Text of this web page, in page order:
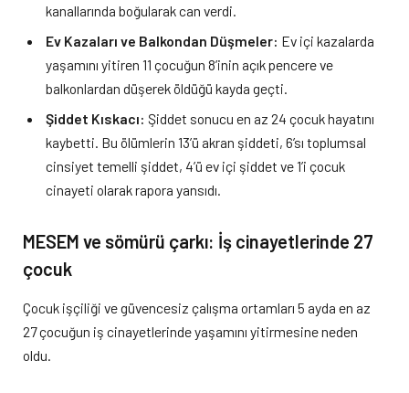
kanallarında boğularak can verdi.
Ev Kazaları ve Balkondan Düşmeler: Ev içi kazalarda
yaşamını yitiren 11 çocuğun 8’inin açık pencere ve
balkonlardan düşerek öldüğü kayda geçti.
Şiddet Kıskacı: Şiddet sonucu en az 24 çocuk hayatını
kaybetti. Bu ölümlerin 13’ü akran şiddeti, 6’sı toplumsal
cinsiyet temelli şiddet, 4’ü ev içi şiddet ve 1’i çocuk
cinayeti olarak rapora yansıdı.
MESEM ve sömürü çarkı: İş cinayetlerinde 27
çocuk
Çocuk işçiliği ve güvencesiz çalışma ortamları 5 ayda en az
27 çocuğun iş cinayetlerinde yaşamını yitirmesine neden
oldu.